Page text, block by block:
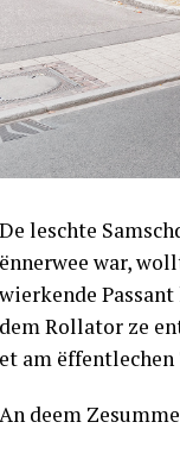
De leschte
ënnerwee war,
wierkende
dem Rollator ze
et am
An deem